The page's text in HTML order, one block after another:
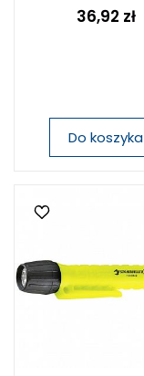
36,92 zł
Do koszyka